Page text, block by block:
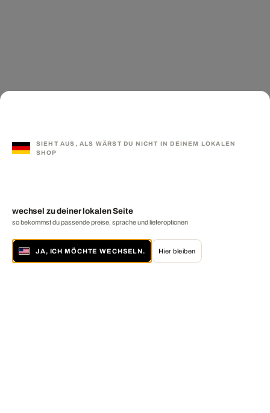
SIEHT AUS, ALS WÄRST DU NICHT IN DEINEM LOKALEN
SHOP
wechsel zu deiner lokalen Seite
so bekommst du passende preise, sprache und lieferoptionen
JA, ICH MÖCHTE WECHSELN. Hier bleiben